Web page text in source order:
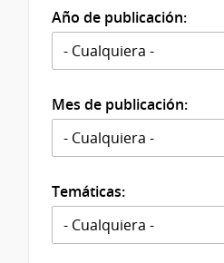
Año de publicación:
Mes de publicación:
Temáticas: